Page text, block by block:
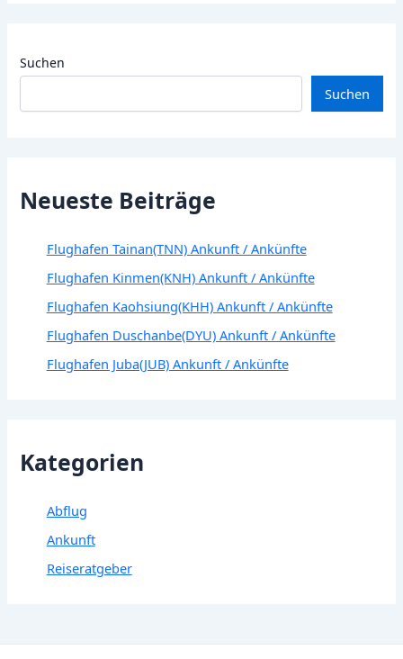
Suchen
Suchen
Neueste Beiträge
Flughafen Tainan(TNN) Ankunft / Ankünfte
Flughafen Kinmen(KNH) Ankunft / Ankünfte
Flughafen Kaohsiung(KHH) Ankunft / Ankünfte
Flughafen Duschanbe(DYU) Ankunft / Ankünfte
Flughafen Juba(JUB) Ankunft / Ankünfte
Kategorien
Abflug
Ankunft
Reiseratgeber